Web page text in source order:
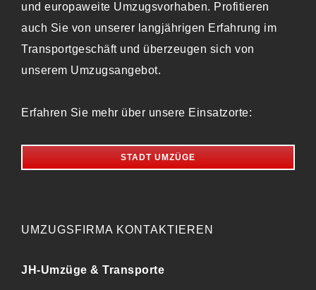
und europaweite Umzugsvorhaben. Profitieren
auch Sie von unserer langjährigen Erfahrung im
Transportgeschäft und überzeugen sich von
unserem Umzugsangebot.
Erfahren Sie mehr über unsere Einsatzorte:
STADT UMZÜGE
UMZUGSFIRMA KONTAKTIEREN
JH-Umzüge & Transporte